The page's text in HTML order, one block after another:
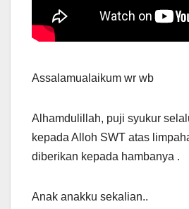
Assalamualaikum wr wb
Alhamdulillah, puji syukur
kepada Alloh SWT atas
diberikan kepada hambanya .
Anak anakku sekalian..